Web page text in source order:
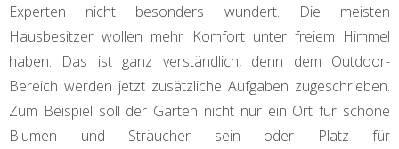
Experten nicht besonders wundert. Die meisten
Hausbesitzer wollen mehr Komfort unter freiem Himmel
haben. Das ist ganz verständlich, denn dem Outdoor-
Bereich werden jetzt zusätzliche Aufgaben zugeschrieben.
Zum Beispiel soll der Garten nicht nur ein Ort für schöne
Blumen und Sträucher sein oder Platz für